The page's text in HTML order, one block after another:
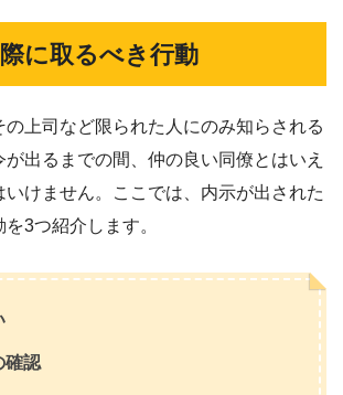
に取るべき行動
の上司など限られた人にのみ知らされる
出るまでの間、仲の良い同僚とはいえ
けません。ここでは、内示が出された
3つ紹介します。
確認